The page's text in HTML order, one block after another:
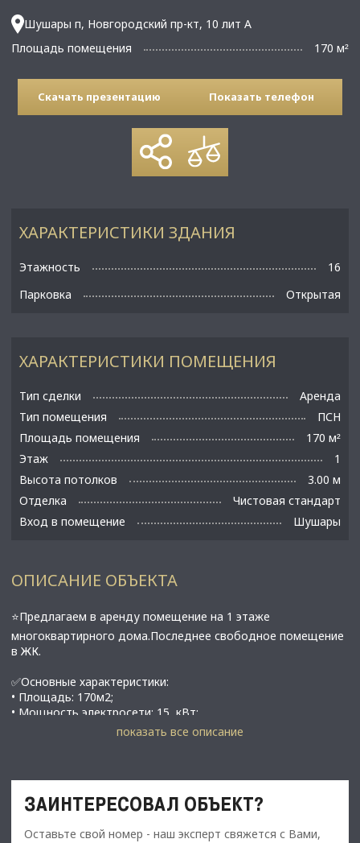
Шушары п, Новгородский пр-кт, 10 лит А
Площадь помещения
170 м²
Скачать презентацию Показать телефон
ХАРАКТЕРИСТИКИ ПОМЕЩЕНИЯ
Тип сделки
Аренда
Тип помещения
ПСН
Площадь помещения
170 м²
Этаж
1
Высота потолков
3.00 м
Отделка
Чистовая стандарт
Вход в помещение
Шушары
ХАРАКТЕРИСТИКИ ЗДАНИЯ
Этажность
16
Парковка
Открытая
ОПИСАНИЕ ОБЪЕКТА
⭐Предлагаем в аренду помещение на 1 этаже
многоквартирного дома.Последнее свободное помещение
в ЖК.
✅Основные характеристики:
• Площадь: 170м2;
• Мощность электросети: 15 кВт;
• Высота потолков:;
• Льготная арендная ставка первые 3 месяца -150 000
​​​​​​​• Далее арендная ставка составит -175 000 000 рублей в
показать все описание
ЗАИНТЕРЕСОВАЛ ОБЪЕКТ?
Оставьте свой номер - наш эксперт свяжется с Вами,